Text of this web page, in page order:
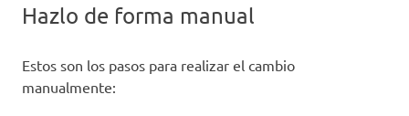
Hazlo de forma manual
Estos son los pasos para realizar el cambio
manualmente: